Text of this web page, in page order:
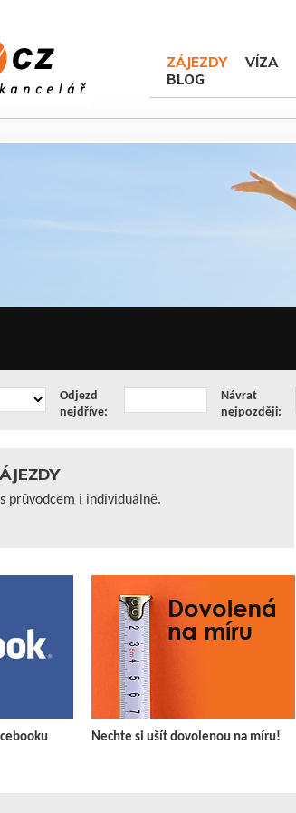
ZÁJEZDY VÍZA
BLOG
Odjezd
nejdříve:
Návrat
nejpozději:
průvodcem i individuálně.
Nechte si ušít dovolenou na míru!